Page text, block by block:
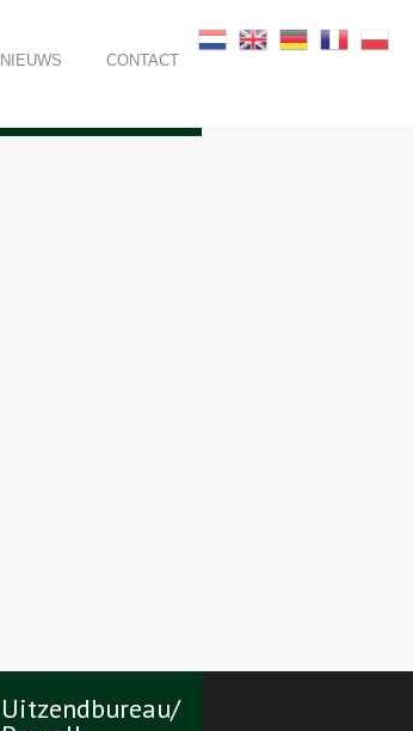
NIEUWS CONTACT
Uitzendbureau/